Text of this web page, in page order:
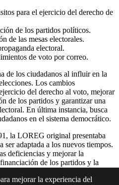
para el ejercicio del derecho de
de los partidos políticos.
de las mesas electorales.
electoral.
de voto por correo.
de los ciudadanos al influir en la
Los cambios
del derecho al voto, mejorar
de los partidos y garantizar una
En última instancia, busca
en el sistema democrático.
la LOREG original presentaba
ser adaptada a los nuevos tiempos.
deficiencias y mejorar la
de los partidos y la
mejorar la experiencia del